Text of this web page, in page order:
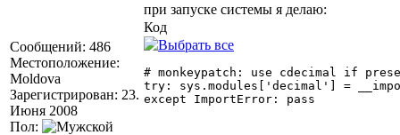
Сообщений: 486
Местоположение:
Moldova
Зарегистрирован: 23.
Июня 2008
Пол:
при запуске системы я делаю:
Код
# monkeypatch: use cdecimal if
try: sys.modules['decimal'] =
except ImportError: pass